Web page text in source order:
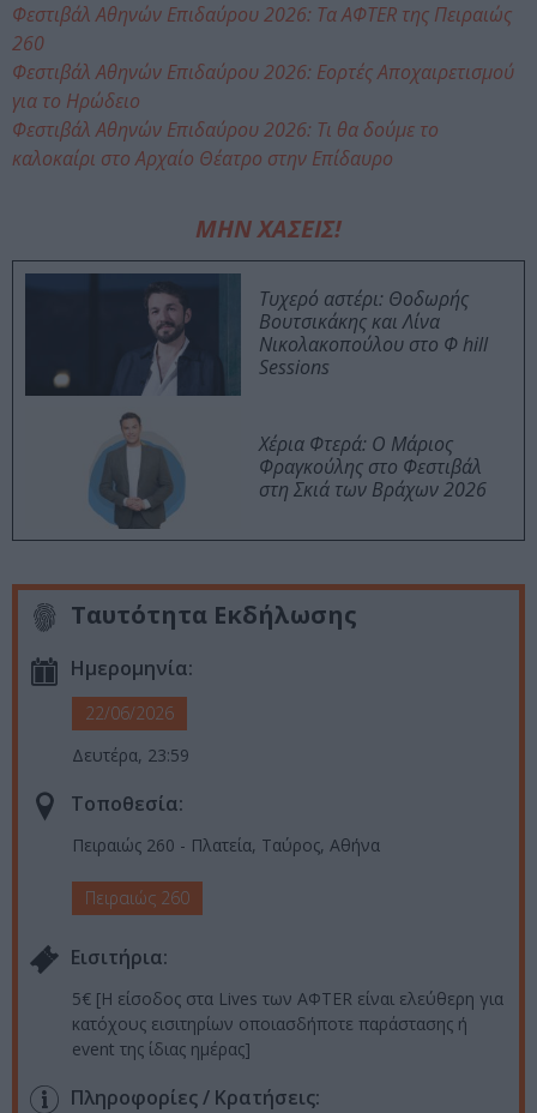
Φεστιβάλ Αθηνών Επιδαύρου 2026: Τα AΦTER της Πειραιώς
260
Φεστιβάλ Αθηνών Επιδαύρου 2026: Εορτές Αποχαιρετισμού
για το Ηρώδειο
Φεστιβάλ Αθηνών Επιδαύρου 2026: Τι θα δούμε το
καλοκαίρι στο Αρχαίο Θέατρο στην Επίδαυρο
ΜΗΝ ΧΑΣΕΙΣ!
Τυχερό αστέρι: Θοδωρής
Βουτσικάκης και Λίνα
Νικολακοπούλου στο Φ hill
Sessions
Χέρια Φτερά: Ο Μάριος
Φραγκούλης στο Φεστιβάλ
στη Σκιά των Βράχων 2026
Ταυτότητα Εκδήλωσης
Ημερομηνία:
22/06/2026
Δευτέρα, 23:59
Τοποθεσία:
Πειραιώς 260 - Πλατεία, Ταύρος, Αθήνα
Πειραιώς 260
Eισιτήρια:
5€ [Η είσοδος στα Lives των ΑΦΤΕR είναι ελεύθερη για
κατόχους εισιτηρίων οποιασδήποτε παράστασης ή
event της ίδιας ημέρας]
Πληροφορίες / Κρατήσεις: